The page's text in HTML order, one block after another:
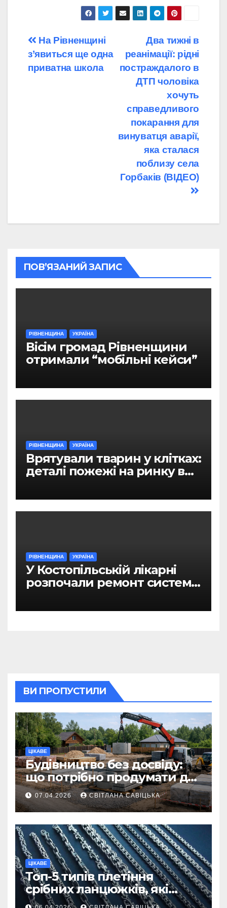
Навігація
записів
Два тижні в
реанімації: рідні
постраждалого в
ДТП чоловіка
хочуть
справедливого
покарання для
винуватця аварії,
яка сталася
поблизу села
Горбаків (ВІДЕО)
На Рівненщині
з’явиться ще одна
приватна школа
ПОВ’ЯЗАНИЙ ЗАПИС
РІВНЕНЩИНА УКРАЇНА
Вісім громад Рівненщини
отримали “мобільні кейси”
РІВНЕНЩИНА УКРАЇНА
Врятували тварин у клітках:
деталі пожежі на ринку в
РІВНЕНЩИНА УКРАЇНА
У Костопільській лікарні
розпочали ремонт системи
ВИ ПРОПУСТИЛИ
ЦІКАВЕ
Будівництво без досвіду:
що потрібно продумати до
першої доставки на
ділянку
07.04.2026 СВІТЛАНА САВІЦЬКА
ЦІКАВЕ
Топ-5 типів плетіння
срібних ланцюжків, які
вважаються